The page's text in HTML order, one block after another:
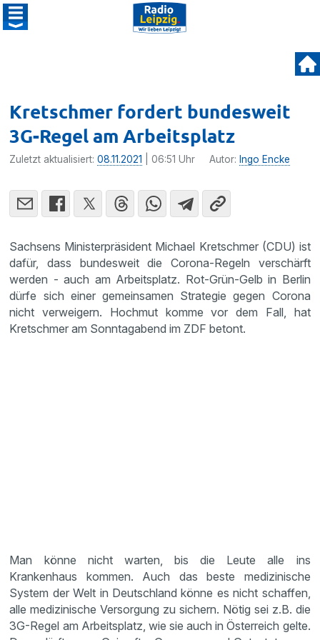
Kretschmer fordert bundesweit
3G-Regel am Arbeitsplatz
Zuletzt aktualisiert:08.11.2021 | 06:51 Uhr Autor: Ingo Encke
Sachsens Ministerpräsident Michael Kretschmer (CDU) ist
dafür, dass bundesweit die Corona-Regeln verschärft
werden - auch am Arbeitsplatz. Rot-Grün-Gelb in Berlin
dürfe sich einer gemeinsamen Strategie gegen Corona
nicht verweigern. Hochmut komme vor dem Fall, hat
Kretschmer am Sonntagabend im ZDF betont.
Man könne nicht warten, bis die Leute alle ins
Krankenhaus kommen. Auch das beste medizinische
System der Welt in Deutschland könne es nicht schaffen,
alle medizinische Versorgung zu sichern. Nötig sei z.B. die
3G-Regel am Arbeitsplatz, wie sie auch in Österreich gelte.